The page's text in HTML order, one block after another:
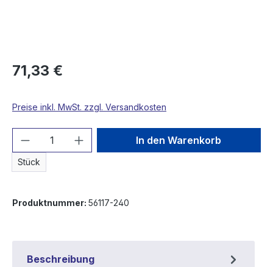
71,33 €
Preise inkl. MwSt. zzgl. Versandkosten
Produkt Anzahl: Gib den
Stück
In den Warenkorb
Produktnummer: 56117-240
Beschreibung